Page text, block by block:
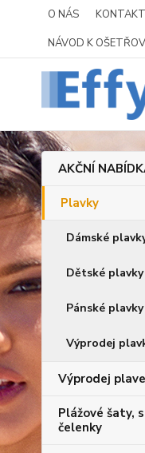
O NÁS
NÁVOD K
AKČNÍ
Plavky
Dámské
Dětské plavky
Pánské plavky
Výprodej
Výprodej
Plážové šaty,
čelenky